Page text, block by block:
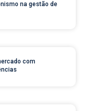
na gestão de
com